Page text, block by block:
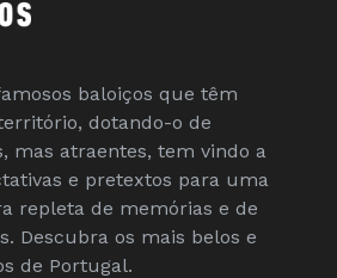
baloiços que têm
dotando-o de
mas atraentes, tem vindo a
e pretextos para uma
repleta de memórias e de
Descubra os mais belos e
de Portugal.